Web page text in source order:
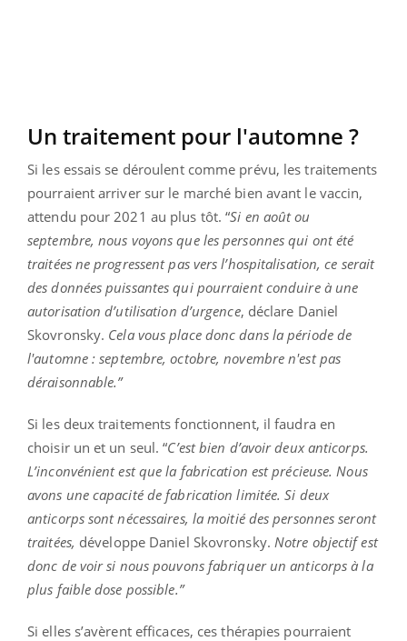
Un traitement pour l'automne ?
Si les essais se déroulent comme prévu, les traitements
pourraient arriver sur le marché bien avant le vaccin,
attendu pour 2021 au plus tôt. “Si en août ou
septembre, nous voyons que les personnes qui ont été
traitées ne progressent pas vers l’hospitalisation, ce serait
des données puissantes qui pourraient conduire à une
autorisation d’utilisation d’urgence, déclare Daniel
Skovronsky. Cela vous place donc dans la période de
l'automne : septembre, octobre, novembre n'est pas
déraisonnable.”
Si les deux traitements fonctionnent, il faudra en
choisir un et un seul. “C’est bien d’avoir deux anticorps.
L’inconvénient est que la fabrication est précieuse. Nous
avons une capacité de fabrication limitée. Si deux
anticorps sont nécessaires, la moitié des personnes seront
traitées, développe Daniel Skovronsky. Notre objectif est
donc de voir si nous pouvons fabriquer un anticorps à la
plus faible dose possible.”
Si elles s’avèrent efficaces, ces thérapies pourraient